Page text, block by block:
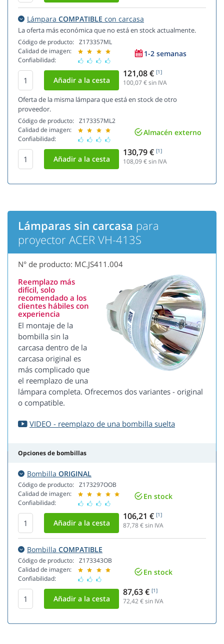
Lámpara COMPATIBLE con carcasa
La oferta más económica que no está en stock actualmente.
Código de producto:
Calidad de imagen:
Confiabilidad:
Z173357ML
1-2 semanas
121,08 € [1]
100,07 € sin IVA
Oferta de la misma lámpara que está en stock de otro
proveedor.
Código de producto:
Calidad de imagen:
Confiabilidad:
Z173357ML2
Almacén externo
130,79 € [1]
108,09€ sin IVA
Lámparas sin carcasa para
proyector ACER VH-413S
N° de producto: MC.JS411.004
Reemplazo más
difícil, solo
recomendado a los
clientes hábiles con
experiencia
El montaje de la
bombilla sin la
carcasa dentro de la
carcasa original es
más complicado que
el reemplazo de una
lámpara completa. Ofrecemos dos variantes - original
o compatible.
VIDEO - reemplazo de una bombilla suelta
Opciones de bombillas
Bombilla ORIGINAL
Código de producto:
Calidad de imagen:
Confiabilidad:
Z173297OOB
En stock
106,21 € [1]
87,78€ sin IVA
Bombilla COMPATIBLE
Código de producto:
Calidad de imagen:
Confiabilidad:
Z173343OB
En stock
87,63 € [1]
72,42€ sin IVA